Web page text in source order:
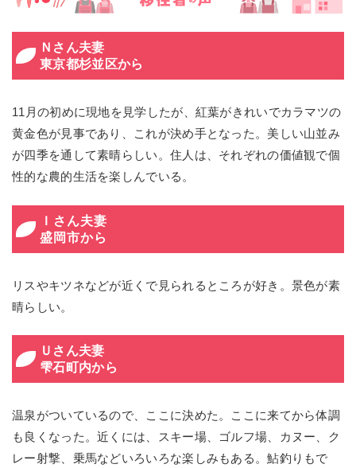
Ｎさん夫妻
東京都杉並区から
11月の初めに現地を見学したが、紅葉がきれいでカラマツの
黄金色が見事であり、これが決め手となった。美しい山並み
が四季を通して素晴らしい。住人は、それぞれの価値観で個
性的な農的生活を楽しんでいる。
Ｉさん夫妻
盛岡市から
リスやキツネなどが近くで見られるところが好き。景色が素
晴らしい。
Ｕさん夫妻
雫石町内から
温泉がついているので、ここに決めた。ここに来てから体調
も良くなった。近くには、スキー場、ゴルフ場、カヌー、ク
レー射撃、乗馬などいろいろな楽しみもある。鮎釣りもで